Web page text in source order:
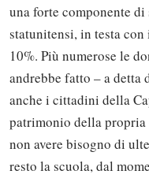
una forte componente
statunitensi, in testa
10%. Più numerose le
andrebbe fatto – a detta
anche i cittadini della
patrimonio della propria
non avere bisogno di
resto la scuola, dal